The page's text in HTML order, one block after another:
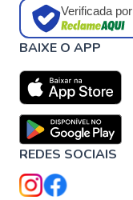
Verificada por
BAIXE O APP
REDES SOCIAIS